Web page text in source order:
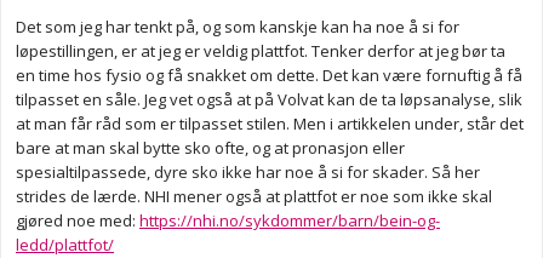
Det som jeg har tenkt på, og som kanskje kan ha noe å si for
løpestillingen, er at jeg er veldig plattfot. Tenker derfor at jeg bør ta
en time hos fysio og få snakket om dette. Det kan være fornuftig å få
tilpasset en såle. Jeg vet også at på Volvat kan de ta løpsanalyse, slik
at man får råd som er tilpasset stilen. Men i artikkelen under, står det
bare at man skal bytte sko ofte, og at pronasjon eller
spesialtilpassede, dyre sko ikke har noe å si for skader. Så her
strides de lærde. NHI mener også at plattfot er noe som ikke skal
gjøred noe med: https://nhi.no/sykdommer/barn/bein-og-
ledd/plattfot/